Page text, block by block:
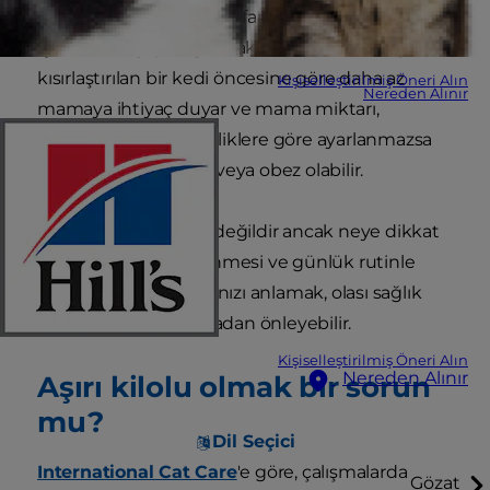
Kişiselleştirilmiş Öneri Alın
Nereden Alınır
Kişiselleştirilmiş Öneri Alın
Nereden Alınır
Dil Seçici
Gözat
göre kilosu doğal olarak farklılık gösterebileceği
için bu dengeyi sağlamak zor olabilir. Örneğin,
kısırlaştırılan bir kedi öncesine göre daha az
mamaya ihtiyaç duyar ve mama miktarı,
vücudundaki değişikliklere göre ayarlanmazsa
hızlı bir şekilde kilolu veya obez olabilir.
Bu, her zaman kolay değildir ancak neye dikkat
edeceğinizi ve beslenmesi ve günlük rutinle
nasıl yardımcı olacağınızı anlamak, olası sağlık
risklerini ortaya çıkmadan önleyebilir.
Aşırı kilolu olmak bir sorun
mu?
International Cat Care'e göre, çalışmalarda